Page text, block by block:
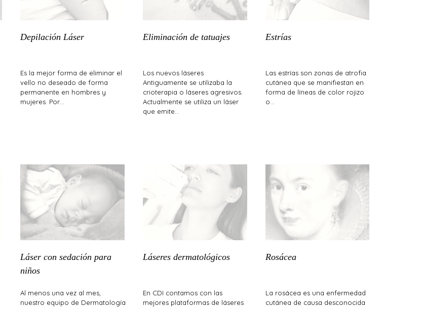
Depilación Láser
Es la mejor forma de eliminar el
vello no deseado de forma
permanente en hombres y
mujeres. Por…
Eliminación de tatuajes
Los nuevos láseres
Antiguamente se utilizaba la
crioterapia o láseres agresivos.
Actualmente se utiliza un láser
que emite…
Estrías
Las estrías son zonas de atrofia
cutánea que se manifiestan en
forma de líneas de color rojizo
o…
Láser con sedación para
niños
Al menos una vez al mes,
nuestro equipo de Dermatología
Láseres dermatológicos
En CDI contamos con las
mejores plataformas de láseres
Rosácea
La rosácea es una enfermedad
cutánea de causa desconocida